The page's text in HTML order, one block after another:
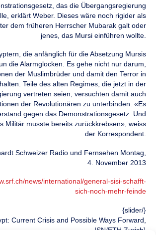
das die Übergangsregierung
erklärt Weber. Dieses wäre noch rigider als
dem früheren Herrscher Mubarak galt oder
jenes, das Mursi einführen wollte.
die anfänglich für die Absetzung Mursis
die Alarmglocken. Es gehe nicht nur darum,
der Muslimbrüder und damit den Terror in
Teile des alten Regimes, die jetzt in der
vertreten seien, versuchten damit auch
der Revolutionären zu unterbinden. «Es
gegen das Demonstrationsgesetz. Und
Militär musste bereits zurückkrebsen», weiss
der Korrespondent.
Schweizer Radio und Fernsehen Montag,
4. November 2013
news/international/general-sisi-schafft-
sich-noch-mehr-feinde
{/slider}
Current Crisis and Possible Ways Forward,
ISN/ETH Zurich}